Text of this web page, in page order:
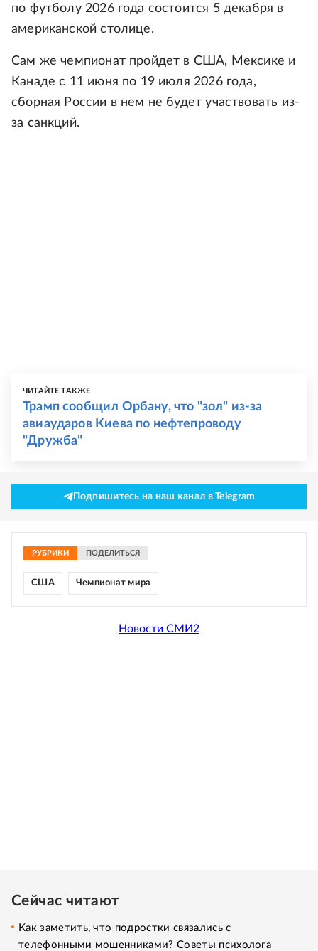
по футболу 2026 года состоится 5 декабря в
американской столице.
Сам же чемпионат пройдет в США, Мексике и
Канаде с 11 июня по 19 июля 2026 года,
сборная России в нем не будет участвовать из-
за санкций.
ЧИТАЙТЕ ТАКЖЕ
Трамп сообщил Орбану, что "зол" из-за
авиаударов Киева по нефтепроводу
"Дружба"
Подпишитесь на наш канал в Telegram
РУБРИКИ ПОДЕЛИТЬСЯ
США Чемпионат мира
Новости СМИ2
Сейчас читают
Как заметить, что подростки связались с
телефонными мошенниками? Советы психолога